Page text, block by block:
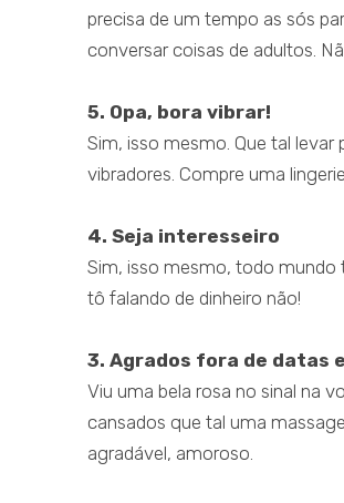
precisa de um tempo as sós
conversar coisas de adultos.
5. Opa, bora vibrar!
Sim, isso mesmo. Que tal
vibradores. Compre uma
4. Seja interesseiro
Sim, isso mesmo, todo mundo
tô falando de dinheiro não!
3. Agrados fora de datas
Viu uma bela rosa no sinal na
cansados que tal uma
agradável, amoroso.